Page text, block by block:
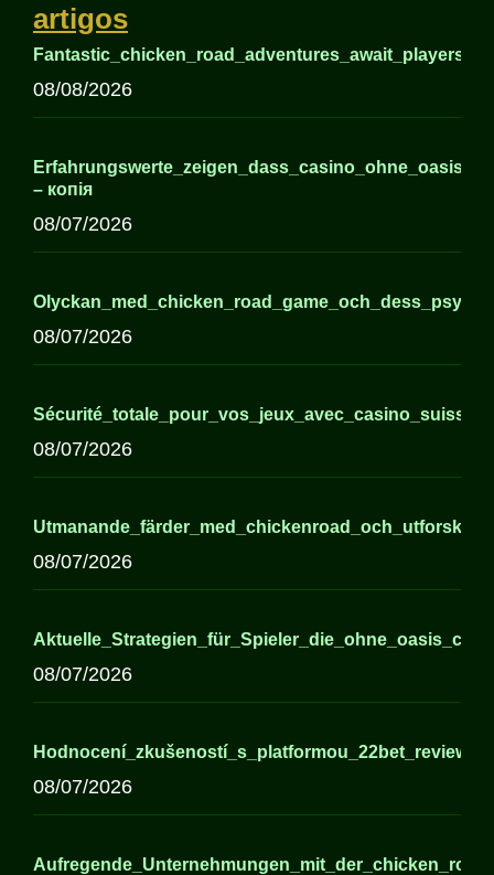
artigos
08/08/2026
– копія
08/07/2026
08/07/2026
08/07/2026
08/07/2026
08/07/2026
08/07/2026